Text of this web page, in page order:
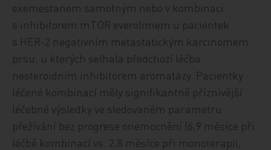
exemestanem samotným nebo v kombinaci
s inhibitorem mTOR everolimem u pacientek
s HER-2 negativním metastatickým karcinomem
prsu, u kterých selhala předchozí léčba
nesteroidním inhibitorem aromatázy. Pacientky
léčené kombinací měly signifikantně příznivější
léčebné výsledky ve sledovaném parametru
přežívání bez progrese onemocnění (6,9 měsíce při
léčbě kombinací vs. 2,8 měsíce při monoterapii,